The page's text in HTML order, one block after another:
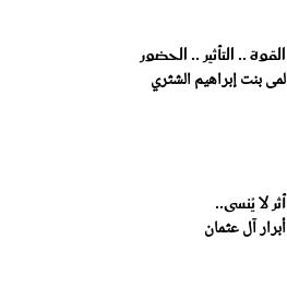
القوة .. التأثير .. الحضور
لمى بنت إبراهيم الشثري
أثر لا يُنسى..
أبرار آل عثمان